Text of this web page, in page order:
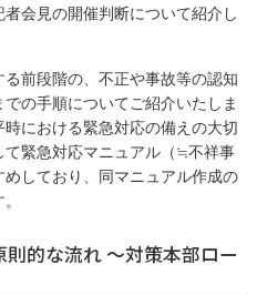
会見の開催判断について紹介し
前段階の、不正や事故等の認知
の手順についてご紹介いたしま
における緊急対応の備えの大切
緊急対応マニュアル（≒不祥事
しており、同マニュアル作成の
的な流れ ～対策本部ロー